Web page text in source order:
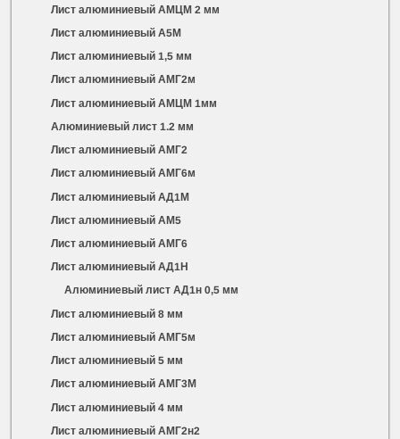
Лист алюминиевый АМЦМ 2 мм
Лист алюминиевый А5М
Лист алюминиевый 1,5 мм
Лист алюминиевый АМГ2м
Лист алюминиевый АМЦМ 1мм
Алюминиевый лист 1.2 мм
Лист алюминиевый АМГ2
Лист алюминиевый АМГ6м
Лист алюминиевый АД1М
Лист алюминиевый АМ5
Лист алюминиевый АМГ6
Лист алюминиевый АД1Н
Алюминиевый лист АД1н 0,5 мм
Лист алюминиевый 8 мм
Лист алюминиевый АМГ5м
Лист алюминиевый 5 мм
Лист алюминиевый АМГ3М
Лист алюминиевый 4 мм
Лист алюминиевый АМГ2н2